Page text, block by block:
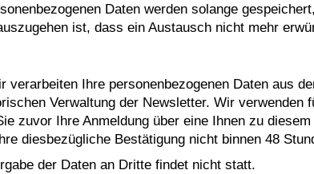
Daten werden solange
ist, dass ein Austausch nicht mehr
verarbeiten Ihre personenbezogenen Daten aus
Verwaltung der Newsletter. Wir
zuvor Ihre Anmeldung über eine Ihnen zu
diesbezügliche Bestätigung nicht binnen 48
der Daten an Dritte findet nicht statt.